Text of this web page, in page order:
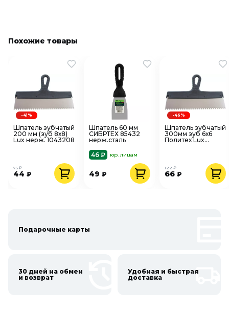
Похожие товары
Шпатель зубчатый
200 мм (зуб 8х8)
Lux нерж. 1043208
44 ₽
75 ₽
-41%
Шпатель 60 мм
СИБРТЕХ 85432
нерж.сталь
46 ₽
юр. лицам
49 ₽
Шпатель зубчатый
300мм зуб 6х6
Политех Lux
66 ₽
122 ₽
-46%
Подарочные карты
30 дней на обмен
и возврат
Удобная и быстрая
доставка